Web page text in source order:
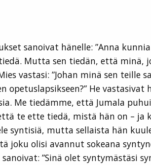
sanoivat hänelle: ”Anna
Mutta sen tiedän, että minä,
vastasi: ”Johan minä sen teille
He vastasivat
Me tiedämme, että Jumala
te ette tiedä, mistä hän on –
syntisiä, mutta sellaista hän
olisi avannut sokeana
”Sinä olet syntymästäsi